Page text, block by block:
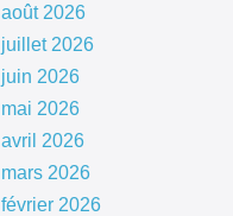
août 2026
juillet 2026
juin 2026
mai 2026
avril 2026
mars 2026
février 2026